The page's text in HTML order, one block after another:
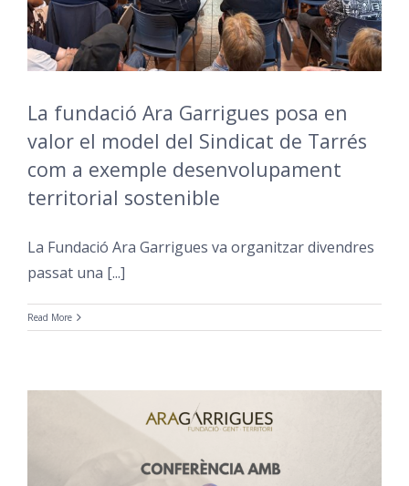
La fundació Ara Garrigues posa en
valor el model del Sindicat de Tarrés
com a exemple desenvolupament
territorial sostenible
La Fundació Ara Garrigues va organitzar divendres
passat una [...]
Read More